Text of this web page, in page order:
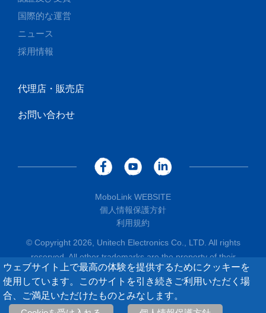
ウェブサイト上で最高の体験を提供するためにクッキーを
使用しています。このサイトを引き続きご利用いただく場
合、ご満足いただけたものとみなします。
国際的な運営
ニュース
採用情報
代理店・販売店
お問い合わせ
MoboLink WEBSITE
個人情報保護方針
利用規約
© Copyright 2026, Unitech Electronics Co., LTD. All rights
reserved. All other trademarks are the property of their
respective owners.